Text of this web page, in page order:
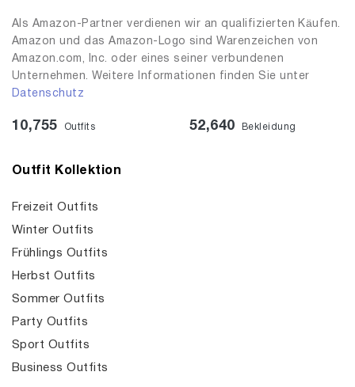
Als Amazon-Partner verdienen wir an qualifizierten Käufen.
Amazon und das Amazon-Logo sind Warenzeichen von
Amazon.com, Inc. oder eines seiner verbundenen
Unternehmen. Weitere Informationen finden Sie unter
Datenschutz
10,755 Outfits 52,640 Bekleidung
Outfit Kollektion
Freizeit Outfits
Winter Outfits
Frühlings Outfits
Herbst Outfits
Sommer Outfits
Party Outfits
Sport Outfits
Business Outfits